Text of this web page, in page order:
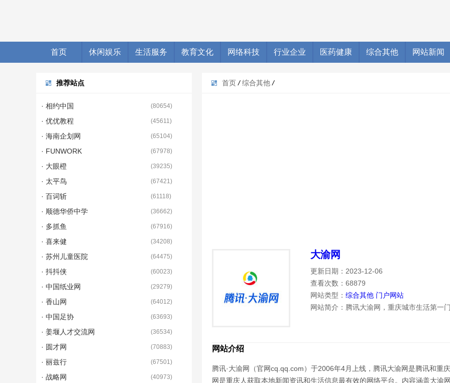
首页 休闲娱乐 生活服务 教育文化 网络科技 行业企业 医药健康 综合其他 网站新闻
首页 / 综合其他 /
大渝网
更新日期：2023-12-06
查看次数：68879
网站类型： 综合其他 门户网站
网站简介：腾讯大渝网，重庆城市生活第一
网站介绍
腾讯·大渝网（官网cq.qq.com）于2006年4月上线，腾讯大渝网是腾讯和重
网是重庆人获取本地新闻资讯和生活信息最有效的网络平台。内容涵盖大
推荐站点
· 相约中国 (80654)
· 优优教程 (45611)
· 海南企划网 (65104)
· FUNWORK (67978)
· 大眼橙 (39235)
· 太平鸟 (67421)
· 百词斩 (61118)
· 顺德华侨中学 (36662)
· 多抓鱼 (67916)
· 喜来健 (34208)
· 苏州儿童医院 (64475)
· 抖抖侠 (60023)
· 中国纸业网 (29279)
· 香山网 (64012)
· 中国足协 (63693)
· 姜堰人才交流网 (36534)
· 圆才网 (70883)
· 丽兹行 (67501)
· 战略网 (40973)